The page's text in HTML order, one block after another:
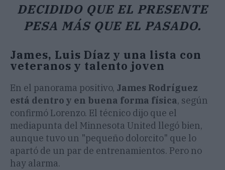
DECIDIDO QUE EL PRESENTE
PESA MÁS QUE EL PASADO.
James, Luis Díaz y una lista con
veteranos y talento joven
En el panorama positivo, James Rodríguez
está dentro y en buena forma física, según
confirmó Lorenzo. El técnico dijo que el
mediapunta del Minnesota United llegó bien,
aunque tuvo un "pequeño dolorcito" que lo
apartó de un par de entrenamientos. Pero no
hay alarma.